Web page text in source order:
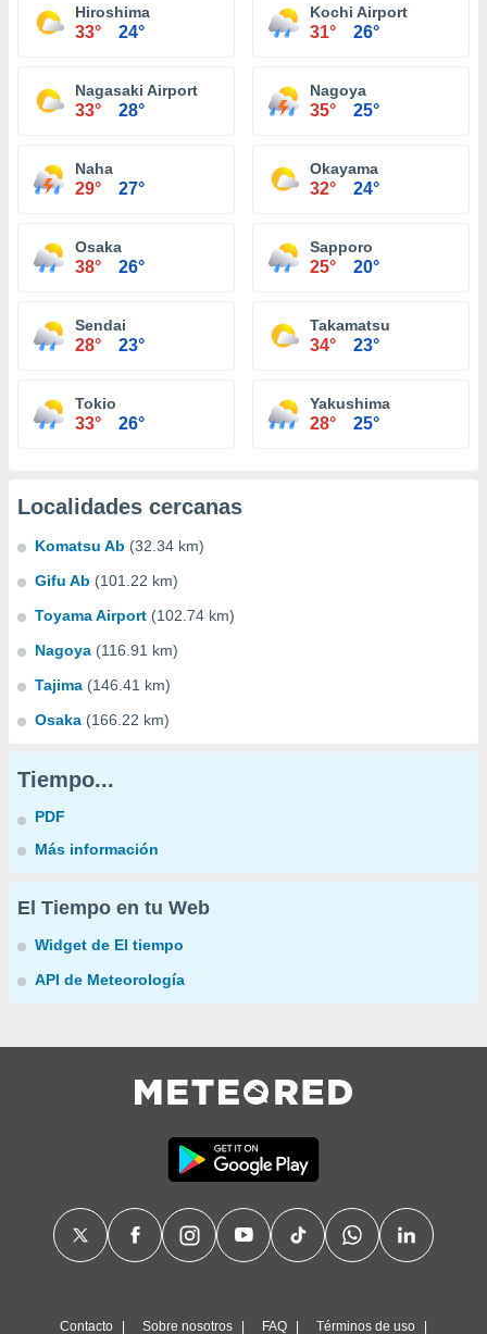
Hiroshima
33° 24°
Kochi Airport
31° 26°
Nagasaki Airport
33° 28°
Nagoya
35° 25°
Naha
29° 27°
Okayama
32° 24°
Osaka
38° 26°
Sapporo
25° 20°
Sendai
28° 23°
Takamatsu
34° 23°
Tokio
33° 26°
Yakushima
28° 25°
Localidades cercanas
Komatsu Ab (32.34 km)
Gifu Ab (101.22 km)
Toyama Airport (102.74 km)
Nagoya (116.91 km)
Tajima (146.41 km)
Osaka (166.22 km)
Tiempo...
PDF
Más información
El Tiempo en tu Web
Widget de El tiempo
API de Meteorología
Contacto Sobre nosotros FAQ Términos de uso